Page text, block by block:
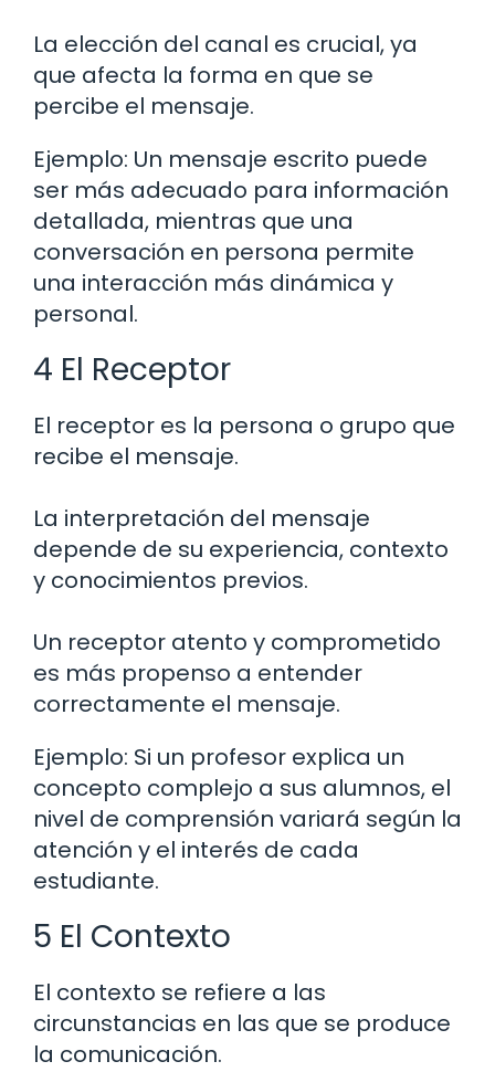
La elección del canal es crucial, ya
que afecta la forma en que se
percibe el mensaje.
Ejemplo: Un mensaje escrito puede
ser más adecuado para información
detallada, mientras que una
conversación en persona permite
una interacción más dinámica y
personal.
4 El Receptor
El receptor es la persona o grupo que
recibe el mensaje.
La interpretación del mensaje
depende de su experiencia, contexto
y conocimientos previos.
Un receptor atento y comprometido
es más propenso a entender
correctamente el mensaje.
Ejemplo: Si un profesor explica un
concepto complejo a sus alumnos, el
nivel de comprensión variará según la
atención y el interés de cada
estudiante.
5 El Contexto
El contexto se refiere a las
circunstancias en las que se produce
la comunicación.